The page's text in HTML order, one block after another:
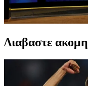
Διαβαστε ακομη